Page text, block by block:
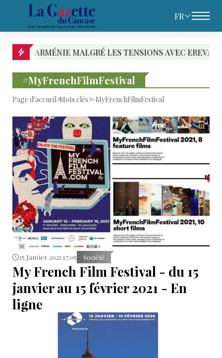
FR
MALGRÉ LES TENSIONS AVEC EREVAN
#MyFrenchFilmFestival
Page d'accueil Mots clés #MyFrenchFilmFestival
25 Janvier 2021 17:05 Société
My French Film Festival - du 15
janvier au 15 février 2021 - En
ligne